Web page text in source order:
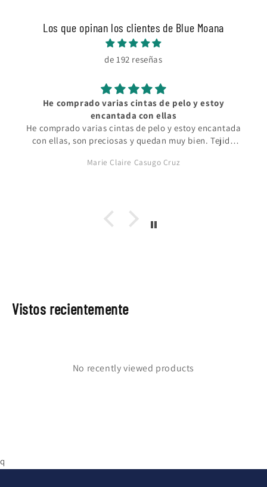
Los que opinan los clientes de Blue Moana
de 192 reseñas
Es preciosa. Calidad estupenda. Queda super bien.
corresponde con la talla. Me gustó tanto que
enseguida encargué otra, esta vez la rosa del
ballena.
Natascha
Vistos recientemente
No recently viewed products
q